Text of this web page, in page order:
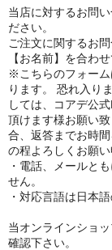
当店に対するお問
ださい。
ご注文に関するお
【お名前】を合わ
※こちらのフォーム
ります。 恐れ入り
しては、コアデ公
頂けます様お願い
合、返答までお時
の程よろしくお願い
・電話、メールと
せん。
・対応言語は日本
当オンラインショ
確認下さい。